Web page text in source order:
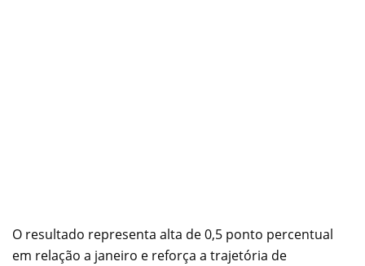
O resultado representa alta de 0,5 ponto percentual
em relação a janeiro e reforça a trajetória de